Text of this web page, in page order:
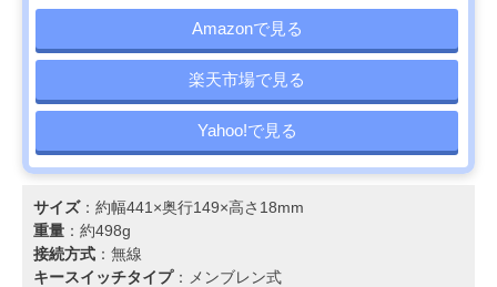
Amazonで見る
楽天市場で見る
Yahoo!で見る
サイズ：約幅441×奥行149×高さ18mm
重量 ：約498g
接続方式 ：無線
キースイッチタイプ：メンブレン式